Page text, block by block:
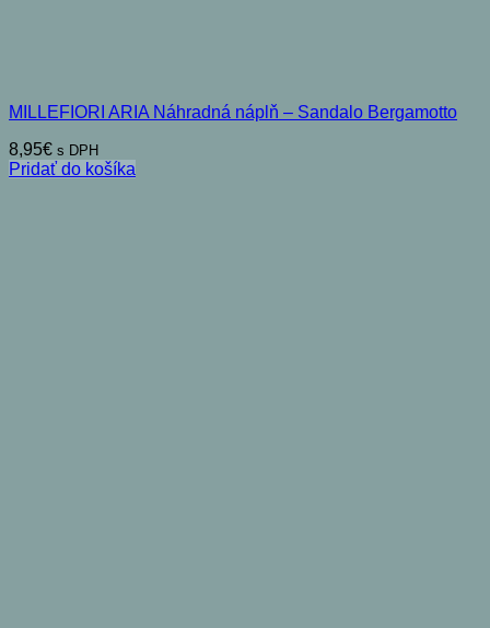
MILLEFIORI ARIA Náhradná náplň – Sandalo Bergamotto
8,95€ s DPH
Pridať do košíka